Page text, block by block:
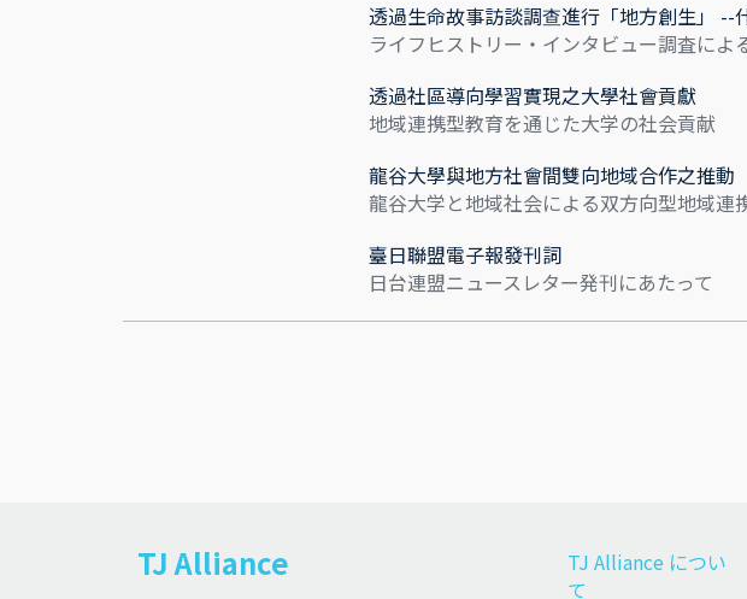
透過生命故事訪談調查進行「地方創生」
ライフヒストリー・インタビュー調査に
透過社區導向學習實現之大學社會貢獻
地域連携型教育を通じた大学の社会貢献
龍谷大學與地方社會間雙向地域合作之推動
龍谷大学と地域社会による双方向型地域連
臺日聯盟電子報發刊詞
日台連盟ニュースレター発刊にあたって
TJ Alliance
TJ Alliance につい
て